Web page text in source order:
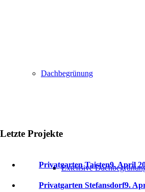
Dachbegrünung
Extensive
Letzte Projekte
Privatgarten Taisten9. April
Privatgarten Stefansdorf9.